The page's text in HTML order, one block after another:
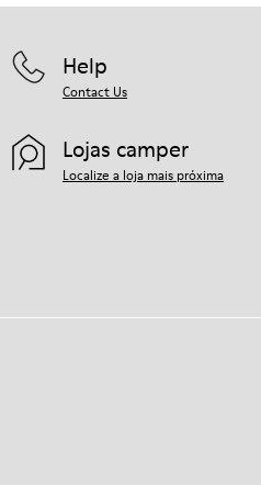
Help
Contact Us
Lojas camper
Localize a loja mais próxima